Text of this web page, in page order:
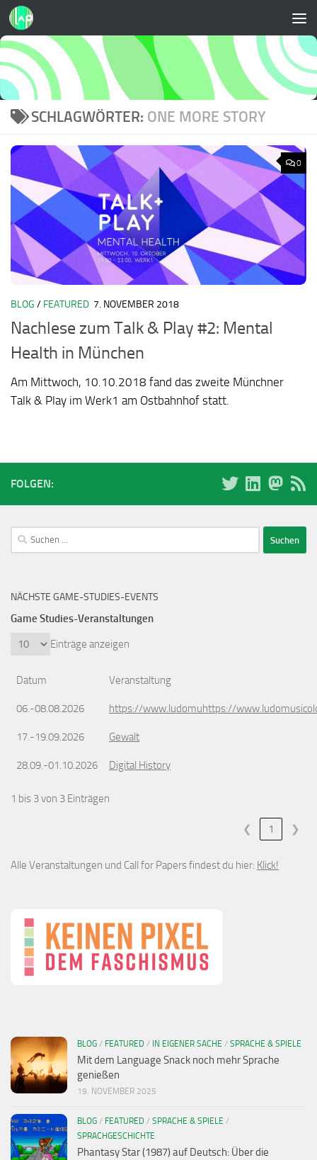
Zum Inhalt springen
SCHLAGWÖRTER: ONE MORE STORY
0
BLOG / FEATURED 7. NOVEMBER 2018
Nachlese zum Talk & Play #2: Mental
Health in München
Am Mittwoch, 10.10.2018 fand das zweite Münchner
Talk & Play im Werk1 am Ostbahnhof statt.
FOLGEN:
Suchen
nach:
NÄCHSTE GAME-STUDIES-EVENTS
Game Studies-Veranstaltungen
Einträge anzeigen
Datum Veranstaltung
06.-08.08.2026 https://www.ludomuhttps://
17.-19.09.2026 Gewalt
28.09.-01.10.2026 Digital History
1 bis 3 von 3 Einträgen
❮ 1 ❯
Alle Veranstaltungen und Call for Papers findest du hier: Klick!
BLOG / FEATURED / IN EIGENER SACHE / SPRACHE & SPIELE
Mit dem Language Snack noch mehr Sprache
genießen
19. NOVEMBER 2025
BLOG / FEATURED / SPRACHE & SPIELE /
SPRACHGESCHICHTE
Phantasy Star (1987) auf Deutsch: Über die